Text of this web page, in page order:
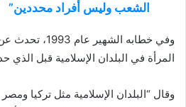
الشعب وليس أفراد محددين”
وفي خطابه
المرأة في البلدان الإسلامية قبل
وقال “البلدان الإسلامية مثل تركيا